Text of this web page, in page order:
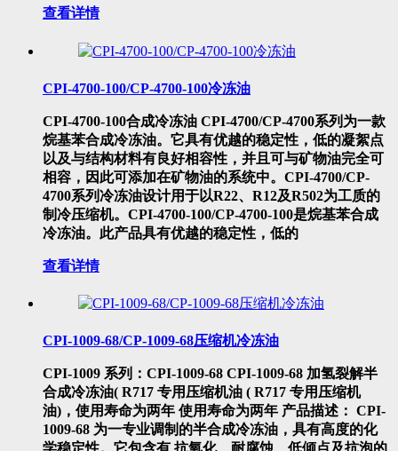
查看详情
CPI-4700-100/CP-4700-100冷冻油
CPI-4700-100合成冷冻油 CPI-4700/CP-4700系列为一款
烷基苯合成冷冻油。它具有优越的稳定性，低的凝絮点
以及与结构材料有良好相容性，并且可与矿物油完全可
相容，因此可添加在矿物油的系统中。CPI-4700/CP-
4700系列冷冻油设计用于以R22、R12及R502为工质的
制冷压缩机。CPI-4700-100/CP-4700-100是烷基苯合成
冷冻油。此产品具有优越的稳定性，低的
查看详情
CPI-1009-68/CP-1009-68压缩机冷冻油
CPI-1009 系列：CPI-1009-68 CPI-1009-68 加氢裂解半
合成冷冻油( R717 专用压缩机油 ( R717 专用压缩机
油)，使用寿命为两年 使用寿命为两年 产品描述： CPI-
1009-68 为一专业调制的半合成冷冻油，具有高度的化